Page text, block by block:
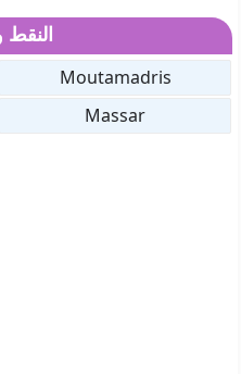
النقط
Moutamadris
Massar